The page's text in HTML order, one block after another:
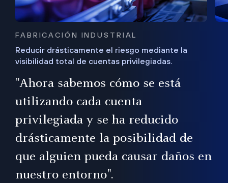
FABRICACIÓN INDUSTRIAL
Reducir drásticamente el riesgo mediante la
visibilidad total de cuentas privilegiadas.
"Ahora sabemos cómo se está
utilizando cada cuenta
privilegiada y se ha reducido
drásticamente la posibilidad de
que alguien pueda causar daños en
nuestro entorno".